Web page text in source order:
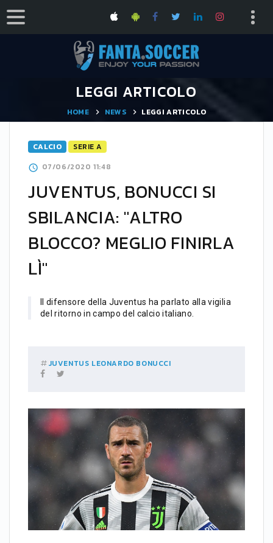
LEGGI ARTICOLO
HOME NEWS LEGGI ARTICOLO
CALCIO
SERIE A
07/06/2020 11:48
JUVENTUS, BONUCCI SI
SBILANCIA: "ALTRO
BLOCCO? MEGLIO FINIRLA
LÌ"
Il difensore della Juventus ha parlato alla vigilia
del ritorno in campo del calcio italiano.
JUVENTUS LEONARDO BONUCCI